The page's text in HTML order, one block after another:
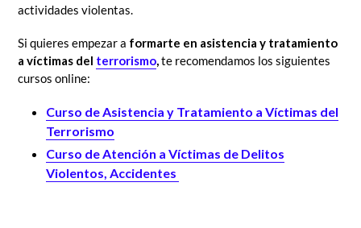
actividades violentas.
Si quieres empezar a formarte en asistencia y tratamiento
a víctimas del terrorismo,te recomendamos los siguientes
cursos online:
Curso de Asistencia y Tratamiento a Víctimas del
Terrorismo
Curso de Atención a Víctimas de Delitos
Violentos, Accidentes